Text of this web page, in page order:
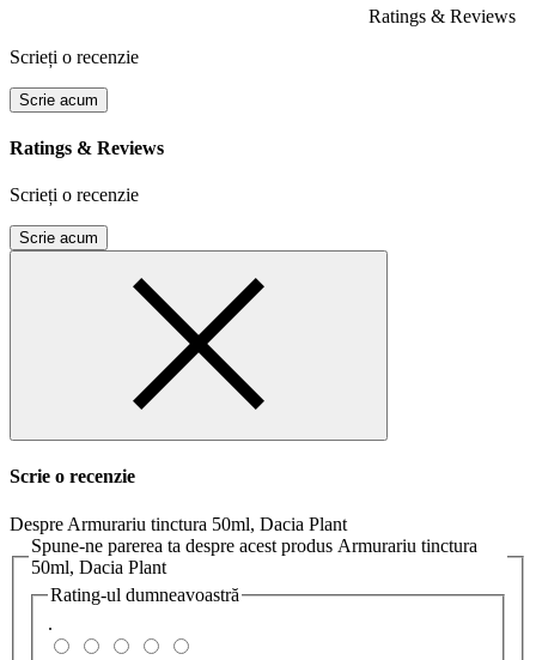
Ratings & Reviews
Scrieți o recenzie
Scrie acum
Ratings & Reviews
Scrieți o recenzie
Scrie acum
Scrie o recenzie
Despre Armurariu tinctura 50ml, Dacia Plant
Spune-ne parerea ta despre acest produs Armurariu tinctura
50ml, Dacia Plant
Rating-ul dumneavoastră
.